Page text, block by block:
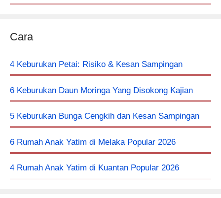
Cara
4 Keburukan Petai: Risiko & Kesan Sampingan
6 Keburukan Daun Moringa Yang Disokong Kajian
5 Keburukan Bunga Cengkih dan Kesan Sampingan
6 Rumah Anak Yatim di Melaka Popular 2026
4 Rumah Anak Yatim di Kuantan Popular 2026